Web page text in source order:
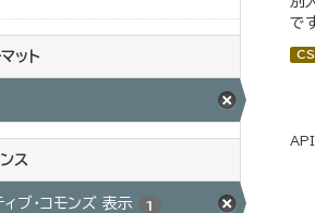
ット
ス
ィブ・コモンズ 表示 1
で
API